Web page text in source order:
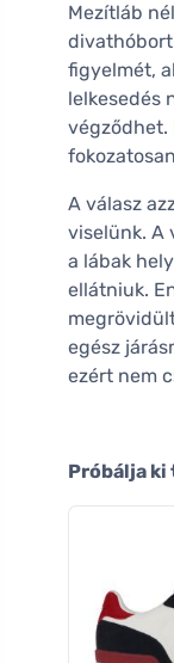
Mezítláb
figyelmét,
lelkesedés
végződhet.
A válasz
viselünk. A
a lábak
ellátniuk.
egész
ezért nem
Próbálja